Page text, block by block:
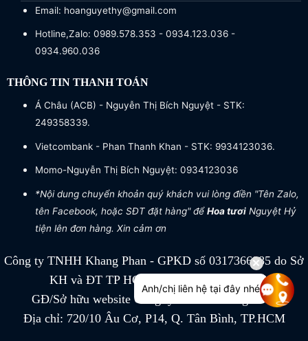
Email: hoanguyethy@gmail.com
Hotline,Zalo: 0989.578.353 - 0934.123.036 -
0934.960.036
THÔNG TIN THANH TOÁN
Á Châu (ACB) - Nguyễn Thị Bích Nguyệt - STK:
249358339.
Vietcombank - Phan Thanh Khan - STK: 9934123036.
Momo-Nguyễn Thị Bích Nguyệt: 0934123036
*Nội dung chuyển khoản quý khách vui lòng điền "Tên Zalo,
tên Facebook, hoặc SĐT đặt hàng" đểHoa tươiNguyệt Hỷ
tiện lên đơn hàng. Xin cảm ơn
Công ty TNHH Khang Phan - GPKD số 0317366885 do Sở
KH và ĐT TP HCM cấp ngày 04/07/2022
GĐ/Sở hữu website Công ty TNHH Khang Phan
Địa chỉ: 720/10 Âu Cơ, P14, Q. Tân Bình, TP.HCM
Anh/chị liên hệ tại đây nhé